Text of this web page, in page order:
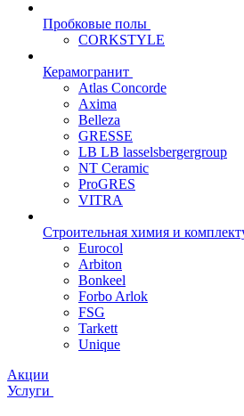
Пробковые полы
CORKSTYLE
Керамогранит
Atlas Concorde
Axima
Belleza
GRESSE
LB LB lasselsbergergroup
NT Ceramic
ProGRES
VITRA
Строительная химия и
Eurocol
Arbiton
Bonkeel
Forbo Arlok
FSG
Tarkett
Unique
Акции
Услуги